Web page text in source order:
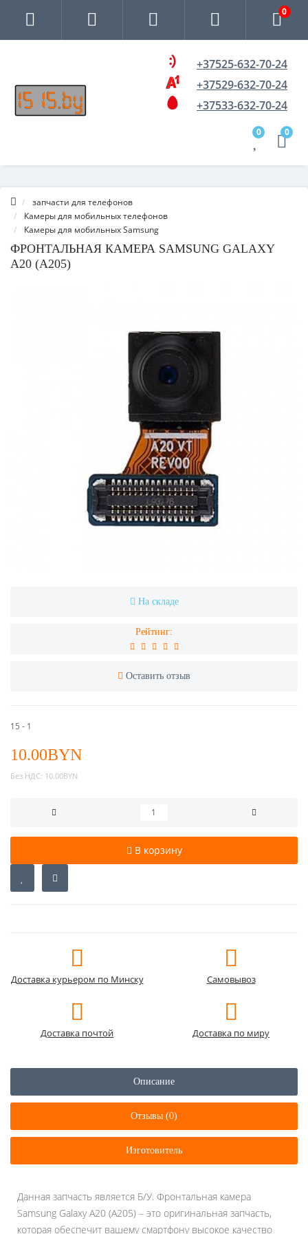
0
+37525-632-70-24
+37529-632-70-24
+37533-632-70-24
0 0
запчасти для телефонов
Камеры для мобильных телефонов
Камеры для мобильных Samsung
ФРОНТАЛЬНАЯ КАМЕРА SAMSUNG GALAXY
A20 (A205)
На складе
Рейтинг:
Оставить отзыв
15 - 1
10.00BYN
Без НДС: 10.00BYN
В корзину
Доставка курьером по Минску Самовывоз
Доставка почтой Доставка по миру
Описание
Отзывы (0)
Изготовитель
Данная запчасть является Б/У. Фронтальная камера
Samsung Galaxy A20 (A205) – это оригинальная запчасть,
которая обеспечит вашему смартфону высокое качество